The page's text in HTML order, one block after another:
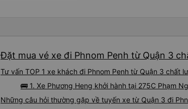
Đặt mua vé xe đi Phnom Penh từ Quận 3
Tư vấn TOP 1 xe khách đi Phnom Penh từ Quận 3 chất
🚌 1. Xe Phương Heng khởi hành tại 275C Phạm
Những câu hỏi thường gặp về tuyến xe từ Quận 3 đi